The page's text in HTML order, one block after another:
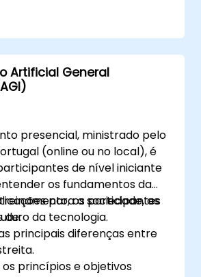
da AGI.
estratégias de mitigação de
a implementação de soluções
para a integração
operações comerciais.
Artificial General
presencial, ministrado pelo
(online ou no local), é
de nível iniciante
os fundamentos da
para a sociedade, as
da tecnologia.
os participantes
de:
principais diferenças entre
princípios e objetivos